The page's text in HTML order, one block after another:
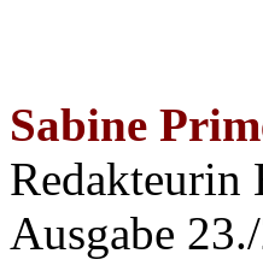
Sabine
Redakteurin
Ausgabe